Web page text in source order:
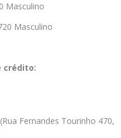
Masculino
Masculino
crédito:
Fernandes Tourinho 470,